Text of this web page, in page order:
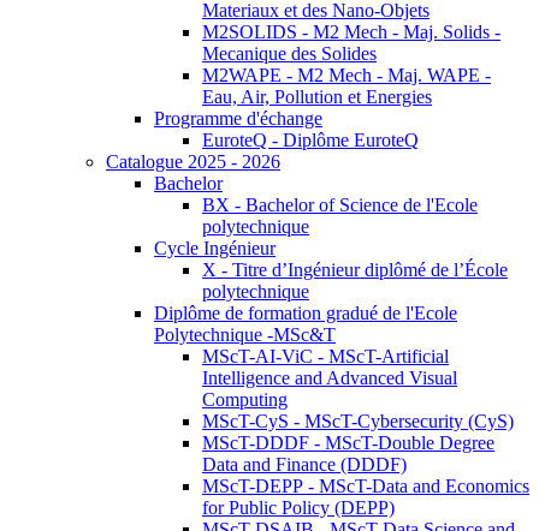
Materiaux et des Nano-Objets
M2SOLIDS - M2 Mech - Maj. Solids -
Mecanique des Solides
M2WAPE - M2 Mech - Maj. WAPE -
Eau, Air, Pollution et Energies
Programme d'échange
EuroteQ - Diplôme EuroteQ
Catalogue 2025 - 2026
Bachelor
BX - Bachelor of Science de l'Ecole
polytechnique
Cycle Ingénieur
X - Titre d’Ingénieur diplômé de l’École
polytechnique
Diplôme de formation gradué de l'Ecole
Polytechnique -MSc&T
MScT-AI-ViC - MScT-Artificial
Intelligence and Advanced Visual
Computing
MScT-CyS - MScT-Cybersecurity (CyS)
MScT-DDDF - MScT-Double Degree
Data and Finance (DDDF)
MScT-DEPP - MScT-Data and Economics
for Public Policy (DEPP)